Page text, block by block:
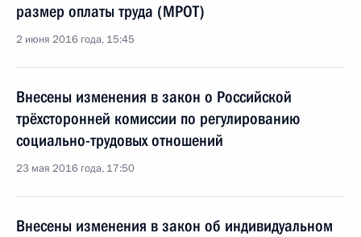
размер оплаты труда (МРОТ)
2 июня 2016 года, 15:45
Внесены изменения в закон о Российской
трёхсторонней комиссии по регулированию
социально-трудовых отношений
23 мая 2016 года, 17:50
Внесены изменения в закон об индивидуальном